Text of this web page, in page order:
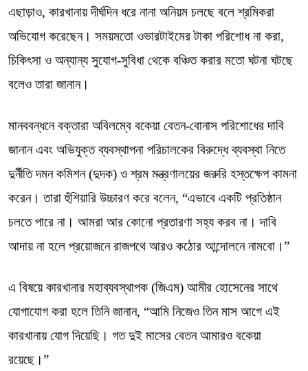
এছাড়াও, কারখানায় দীর্ঘদিন ধরে নানা অনিয়ম চলছে বলে শ্রমিকরা
অভিযোগ করেছেন। সময়মতো ওভারটাইমের টাকা পরিশোধ না করা,
চিকিৎসা ও অন্যান্য সুযোগ-সুবিধা থেকে বঞ্চিত করার মতো ঘটনা ঘটছে
বলেও তারা জানান।
মানববন্ধনে বক্তারা অবিলম্বে বকেয়া বেতন-বোনাস পরিশোধের দাবি
জানান এবং অভিযুক্ত ব্যবস্থাপনা পরিচালকের বিরুদ্ধে ব্যবস্থা নিতে
দুর্নীতি দমন কমিশন (দুদক) ও শ্রম মন্ত্রণালয়ের জরুরি হস্তক্ষেপ কামনা
করেন। তারা হুঁশিয়ারি উচ্চারণ করে বলেন, “এভাবে একটি প্রতিষ্ঠান
চলতে পারে না। আমরা আর কোনো প্রতারণা সহ্য করব না। দাবি
আদায় না হলে প্রয়োজনে রাজপথে আরও কঠোর আন্দোলনে নামবো।”
এ বিষয়ে কারখানার মহাব্যবস্থাপক (জিএম) আমীর হোসেনের সাথে
যোগাযোগ করা হলে তিনি জানান, “আমি নিজেও তিন মাস আগে এই
কারখানায় যোগ দিয়েছি। গত দুই মাসের বেতন আমারও বকেয়া
রয়েছে।”